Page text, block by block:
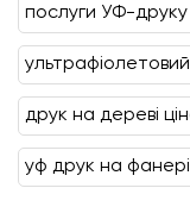
послуги УФ-друку
друк на дереві
уф друк на фанері